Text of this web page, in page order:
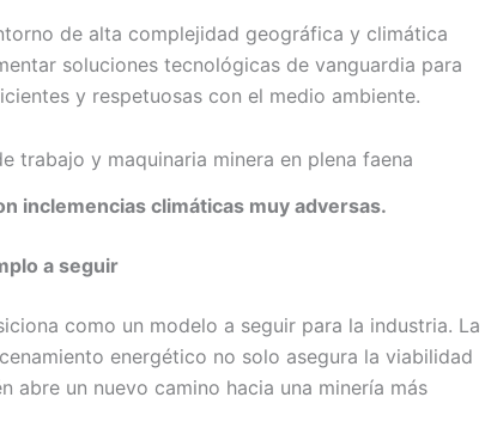
de alta complejidad geográfica y climática
soluciones tecnológicas de vanguardia para
y respetuosas con el medio ambiente.
inclemencias climáticas muy adversas.
a seguir
como un modelo a seguir para la industria. La
energético no solo asegura la viabilidad
abre un nuevo camino hacia una minería más